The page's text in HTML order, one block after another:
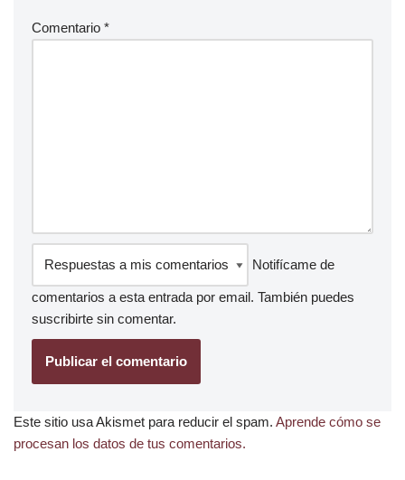
Comentario *
Notifícame de
comentarios a esta entrada por email. También puedes
suscribirte sin comentar.
Este sitio usa Akismet para reducir el spam. Aprende cómo se
procesan los datos de tus comentarios.